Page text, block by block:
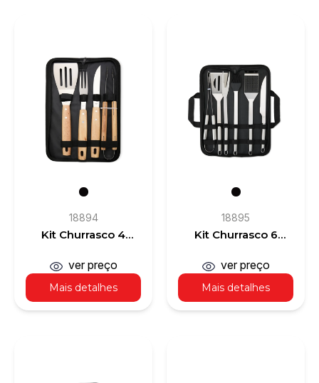
18894
Kit Churrasco 4
Mais detalhes
ver preço
18895
Kit Churrasco 6
Mais detalhes
ver preço